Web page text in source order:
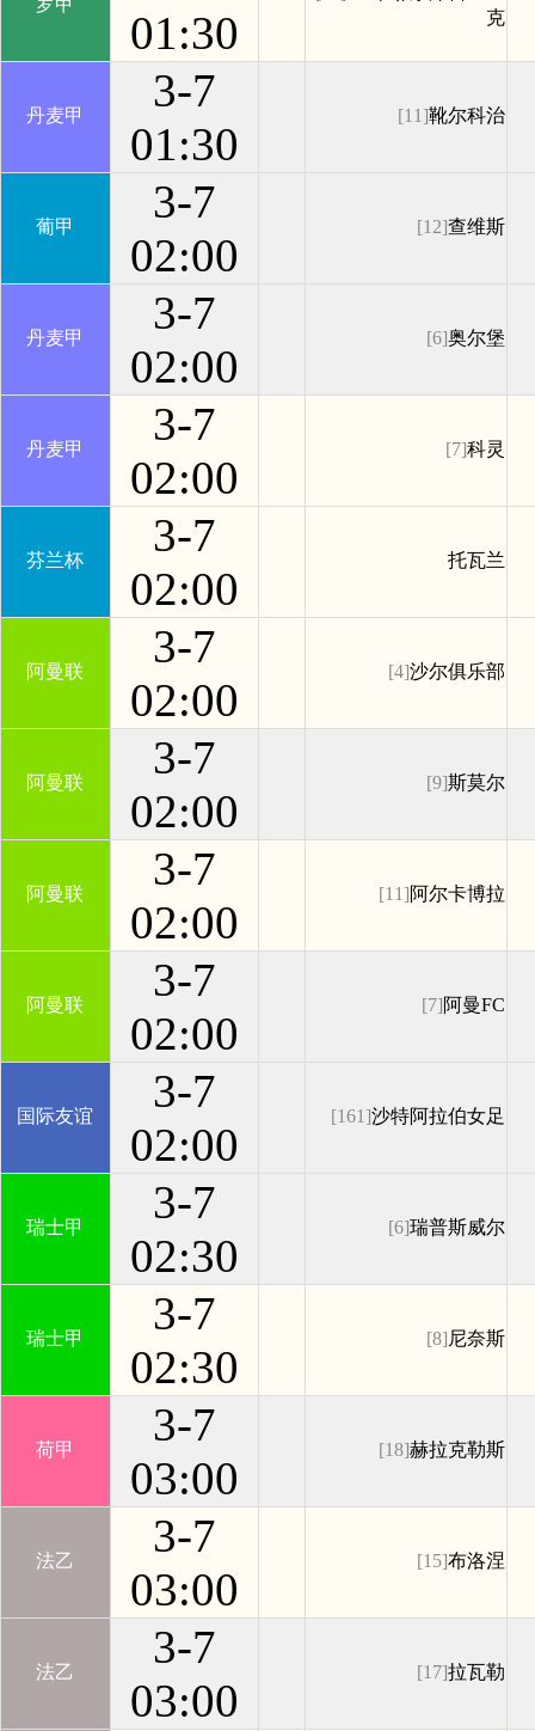
罗甲
01:30
克
丹麦甲
3-7
01:30
[11]靴尔科治
葡甲
3-7
02:00
[12]查维斯
丹麦甲
3-7
02:00
[6]奥尔堡
丹麦甲
3-7
02:00
[7]科灵
芬兰杯
3-7
02:00
托瓦兰
阿曼联
3-7
02:00
[4]沙尔俱乐部
阿曼联
3-7
02:00
[9]斯莫尔
阿曼联
3-7
02:00
[11]阿尔卡博拉
阿曼联
3-7
02:00
[7]阿曼FC
国际友谊
3-7
02:00
[161]沙特阿拉伯女足
瑞士甲
3-7
02:30
[6]瑞普斯威尔
瑞士甲
3-7
02:30
[8]尼奈斯
荷甲
3-7
03:00
[18]赫拉克勒斯
法乙
3-7
03:00
[15]布洛涅
法乙
3-7
03:00
[17]拉瓦勒